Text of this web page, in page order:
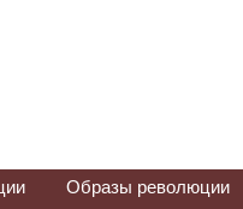
Образы революции